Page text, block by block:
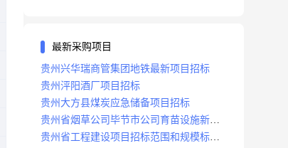
最新采购项目
贵州兴华瑞商管集团地铁最新项目招标
贵州泙阳酒厂项目招标
贵州大方县煤炭应急储备项目招标
贵州省烟草公司毕节市公司育苗设施新建
及修复项目招标公告
贵州省工程建设项目招标范围和规模标准